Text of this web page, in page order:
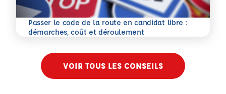
Passer le code de la route en candidat libre :
démarches, coût et déroulement
En savoir plus
VOIR TOUS LES CONSEILS